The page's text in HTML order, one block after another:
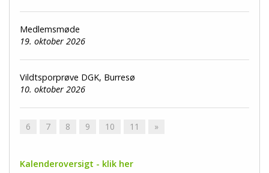
Medlemsmøde
19. oktober 2026
Vildtsporprøve DGK, Burresø
10. oktober 2026
6 7 8 9 10 11 »
Kalenderoversigt - klik her